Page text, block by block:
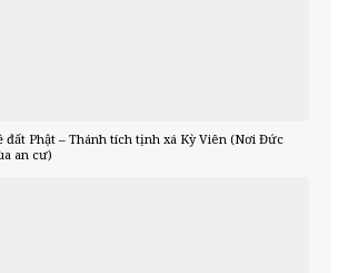
đất Phật – Thánh tích tịnh xá Kỳ Viên (Nơi Đức
an cư)